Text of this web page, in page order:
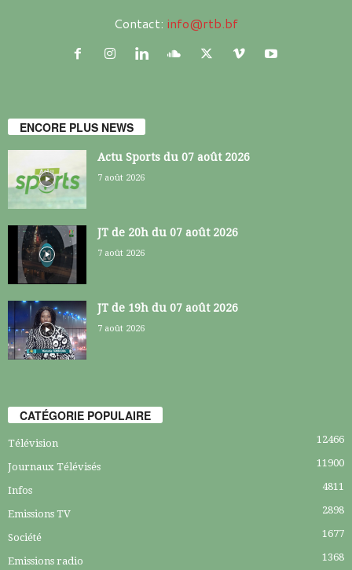
Contact: info@rtb.bf
ENCORE PLUS NEWS
Actu Sports du 07 août 2026
7 août 2026
JT de 20h du 07 août 2026
7 août 2026
JT de 19h du 07 août 2026
7 août 2026
CATÉGORIE POPULAIRE
Télévision 12466
Journaux Télévisés 11900
Infos 4811
Emissions TV 2898
Société 1677
Emissions radio 1368